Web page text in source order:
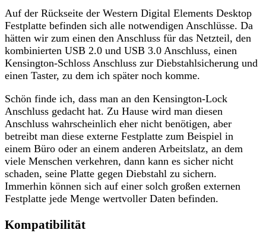
Auf der Rückseite der Western Digital Elements Desktop
Festplatte befinden sich alle notwendigen Anschlüsse. Da
hätten wir zum einen den Anschluss für das Netzteil, den
kombinierten USB 2.0 und USB 3.0 Anschluss, einen
Kensington-Schloss Anschluss zur Diebstahlsicherung und
einen Taster, zu dem ich später noch komme.
Schön finde ich, dass man an den Kensington-Lock
Anschluss gedacht hat. Zu Hause wird man diesen
Anschluss wahrscheinlich eher nicht benötigen, aber
betreibt man diese externe Festplatte zum Beispiel in
einem Büro oder an einem anderen Arbeitslatz, an dem
viele Menschen verkehren, dann kann es sicher nicht
schaden, seine Platte gegen Diebstahl zu sichern.
Immerhin können sich auf einer solch großen externen
Festplatte jede Menge wertvoller Daten befinden.
Kompatibilität